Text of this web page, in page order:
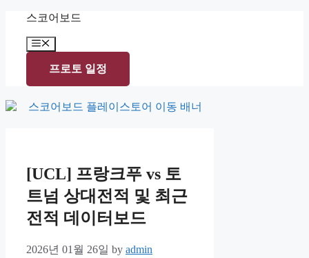
content
스코어보드
Menu
프로토 일정
[UCL] 프랑크푸 vs 토
트넘 상대전적 및 최근
전적 데이터보드
2026년 01월 26일 by admin